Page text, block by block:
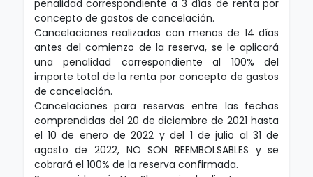
penalidad correspondiente a 3 días de renta por
concepto de gastos de cancelación.
Cancelaciones realizadas con menos de 14 días
antes del comienzo de la reserva, se le aplicará
una penalidad correspondiente al 100% del
importe total de la renta por concepto de gastos
de cancelación.
Cancelaciones para reservas entre las fechas
comprendidas del 20 de diciembre de 2021 hasta
el 10 de enero de 2022 y del 1 de julio al 31 de
agosto de 2022, NO SON REEMBOLSABLES y se
cobrará el 100% de la reserva confirmada.